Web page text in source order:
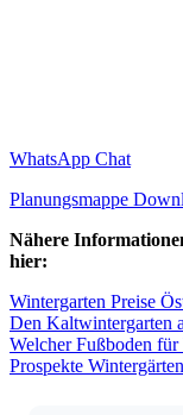
WhatsApp Chat
Planungsmappe
Nähere
hier:
Wintergarten Preise
Den Kaltwintergarten
Welcher Fußboden für
Prospekte